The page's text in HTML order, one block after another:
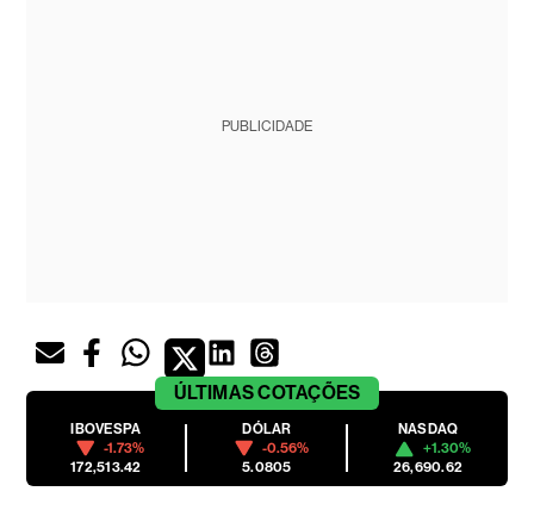
PUBLICIDADE
ÚLTIMASCOTAÇÕES
IBOVESPA
-1.73%
172,513.42
DÓLAR
-0.56%
5.0805
NASDAQ
+1.30%
26,690.62